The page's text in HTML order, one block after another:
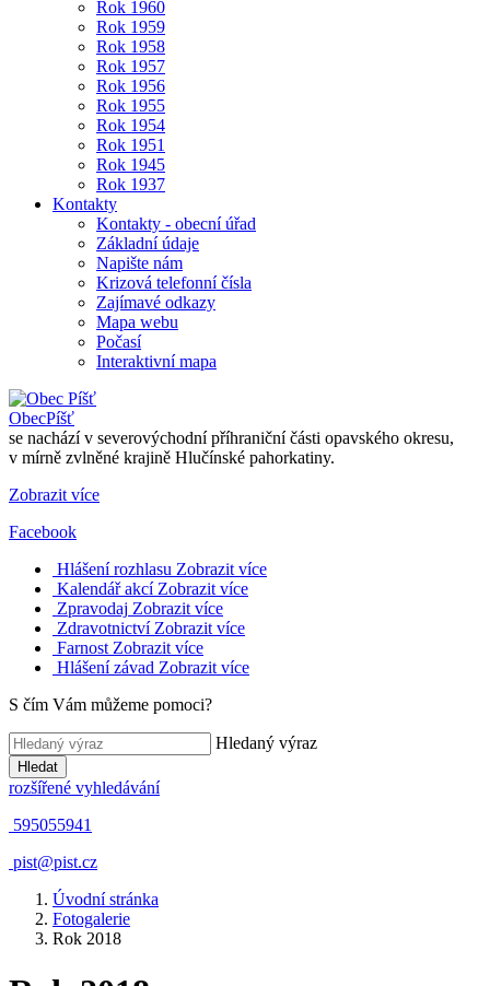
Rok 1960
Rok 1959
Rok 1958
Rok 1957
Rok 1956
Rok 1955
Rok 1954
Rok 1951
Rok 1945
Rok 1937
Kontakty
Kontakty - obecní úřad
Základní údaje
Napište nám
Krizová telefonní čísla
Zajímavé odkazy
Mapa webu
Počasí
Interaktivní mapa
ObecPíšť
se nachází v severovýchodní příhraniční části opavského okresu,
v mírně zvlněné krajině Hlučínské pahorkatiny.
Zobrazit více
Facebook
Hlášení rozhlasu Zobrazit více
Kalendář akcí Zobrazit více
Zpravodaj Zobrazit více
Zdravotnictví Zobrazit více
Farnost Zobrazit více
Hlášení závad Zobrazit více
S čím Vám můžeme pomoci?
Hledaný výraz
Hledat
rozšířené vyhledávání
595055941
pist@pist.cz
Úvodní stránka
Fotogalerie
Rok 2018